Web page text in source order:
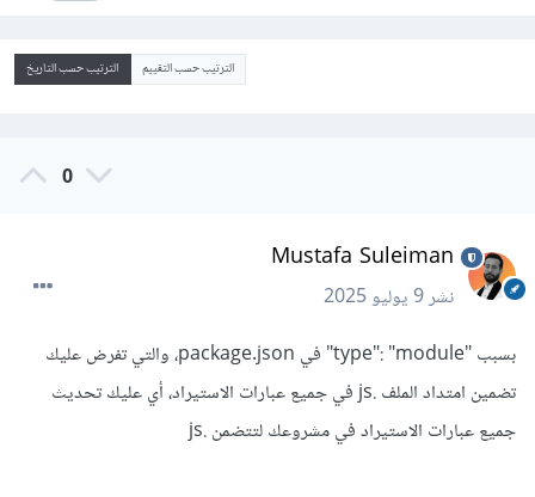
(node:internal/modules/esm/resolve:984:11)
Jul 9 08:17:22 AM
at ModuleLoader.defaultResolve
(node:internal/modules/esm/loader:780:12)
الترتيب حسب التقييم الترتيب حسب التاريخ
0
Mustafa Suleiman
نشر9 يوليو 2025
بسبب "type": "module" في package.json، والتي تفرض عليك
تضمين امتداد الملف .js في جميع عبارات الاستيراد، أي عليك تحديث
جميع عبارات الاستيراد في مشروعك لتتضمن .js